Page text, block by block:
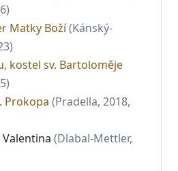
Matky Boží(Kánský-
kostel sv. Bartoloměje
Prokopa (Pradella, 2018,
Valentina (Dlabal-Mettler,